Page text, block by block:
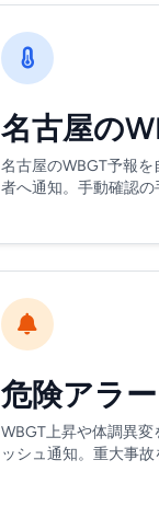
名古屋の
名古屋のWBGT予報
者へ通知。手動確認の
危険アラー
WBGT上昇や体調異
ッシュ通知。重大事故